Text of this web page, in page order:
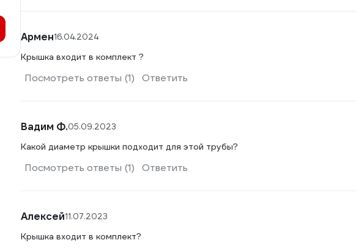
Армен16.04.2024
Крышка входит в комплект ?
Посмотреть ответы (1) Ответить
Вадим Ф.05.09.2023
Какой диаметр крышки подходит для этой трубы?
Посмотреть ответы (1) Ответить
Алексей11.07.2023
Крышка входит в комплект?